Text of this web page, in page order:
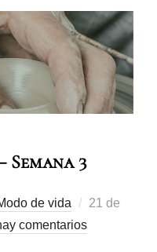
Semana 3
de vida
21 de
comentarios